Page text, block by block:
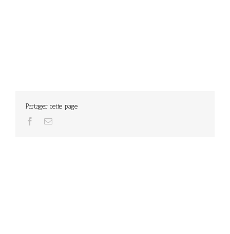
Partager cette page